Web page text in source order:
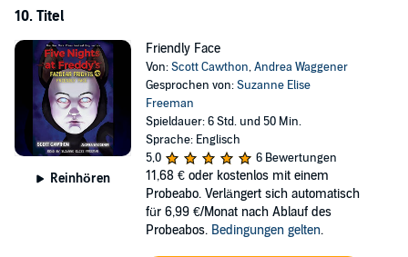
10. Titel
Reinhören
Friendly Face
Von:Scott Cawthon,Andrea Waggener
Gesprochen von:Suzanne Elise
Freeman
Spieldauer: 6 Std. und 50 Min.
Sprache: Englisch
5,0
6 Bewertungen
11,68 € oder kostenlos mit einem
Probeabo. Verlängert sich automatisch
für 6,99 €/Monat nach Ablauf des
Probeabos. Bedingungen gelten.